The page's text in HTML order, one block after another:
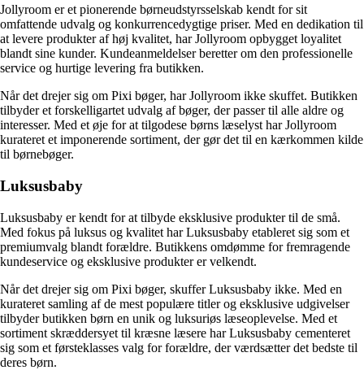
Jollyroom er et pionerende børneudstyrsselskab kendt for sit
omfattende udvalg og konkurrencedygtige priser. Med en dedikation til
at levere produkter af høj kvalitet, har Jollyroom opbygget loyalitet
blandt sine kunder. Kundeanmeldelser beretter om den professionelle
service og hurtige levering fra butikken.
Når det drejer sig om Pixi bøger, har Jollyroom ikke skuffet. Butikken
tilbyder et forskelligartet udvalg af bøger, der passer til alle aldre og
interesser. Med et øje for at tilgodese børns læselyst har Jollyroom
kurateret et imponerende sortiment, der gør det til en kærkommen kilde
til børnebøger.
Luksusbaby
Luksusbaby er kendt for at tilbyde eksklusive produkter til de små.
Med fokus på luksus og kvalitet har Luksusbaby etableret sig som et
premiumvalg blandt forældre. Butikkens omdømme for fremragende
kundeservice og eksklusive produkter er velkendt.
Når det drejer sig om Pixi bøger, skuffer Luksusbaby ikke. Med en
kurateret samling af de mest populære titler og eksklusive udgivelser
tilbyder butikken børn en unik og luksuriøs læseoplevelse. Med et
sortiment skræddersyet til kræsne læsere har Luksusbaby cementeret
sig som et førsteklasses valg for forældre, der værdsætter det bedste til
deres børn.